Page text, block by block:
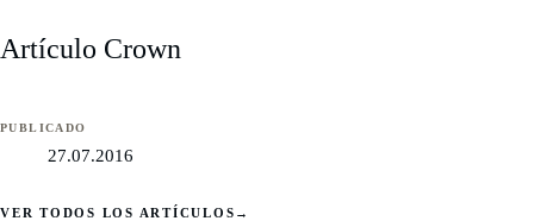
Artículo Crown
PUBLICADO
27.07.2016
VER TODOS LOS ARTÍCULOS →